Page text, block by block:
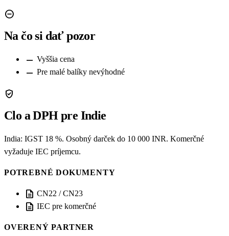
remove_circle
Na čo si dať pozor
remove Vyššia cena
remove Pre malé balíky nevýhodné
verified_user
Clo a DPH pre Indie
India: IGST 18 %. Osobný darček do 10 000 INR. Komerčné
vyžaduje IEC príjemcu.
POTREBNÉ DOKUMENTY
description CN22 / CN23
description IEC pre komerčné
OVERENÝ PARTNER